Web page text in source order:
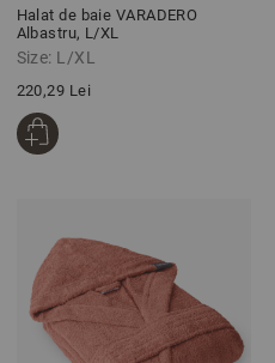
Halat de baie VARADERO
Albastru, L/XL
Size: L/XL
220,29 Lei